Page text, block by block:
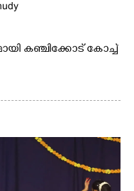
കഞ്ചിക്കോട് കോച്ച്